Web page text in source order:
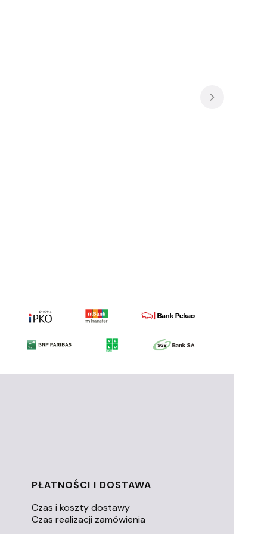
PŁATNOŚCI I DOSTAWA
Czas i koszty dostawy
Czas realizacji zamówienia